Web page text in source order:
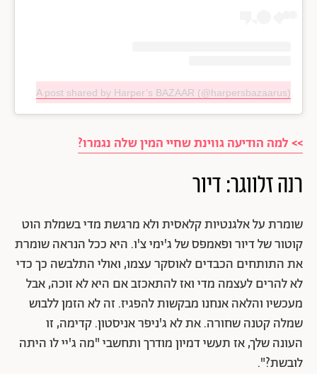
A post shared by Harper’s BAZAAR (@harpersbazaarus)
>> למה הודיעה גווינת שחיי המין שלה נגמרו?
רנה זלווגר: דיור
שומרת על אלגנטיות קלאסית ולא מרגשת מדי בשמלת הוט
קוטור של דיור ופאמפס של ג'ימי צ'ו. היא ככל הנראה שומרת
את התותחים הכבדים לאוסקר עצמו, ואולי התלבשה כך כדי
לא להרים לעצמה מדי ואז להתאכזב אם היא לא זוכה, אבל
מעכשיו והלאה אנחנו מבקשות להפגיז. זה לא הזמן ללבוש
שמלה קטנה שחורה. את לא ג'ניפר אניסטון. קדימה, זו
העונה שלך, אז תעשי דמיון מודרך ותחשבי "מה ג'יי לו היתה
לובשת?".